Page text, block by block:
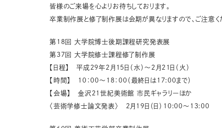
皆様のご来場を心よりお待ちしております。
卒業制作展と修了制作展は会期が異なりますので、ご注意く
第18回 大学院博士後期課程研究発表展
第37回 大学院修士課程修了制作展
【日程】 平成29年2月15日（水）～2月21日（火）
【時間】 10：00～18：00（最終日は17:00まで）
【会場】 金沢21世紀美術館 市民ギャラリーほか
〈芸術学修士論文発表〉 2月19日（日）10:00～13:00